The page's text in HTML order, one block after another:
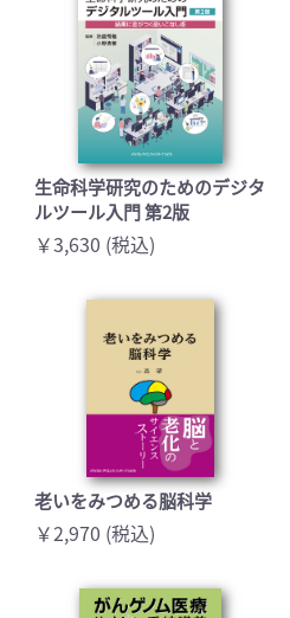
生命科学研究のためのデジタ
ルツール入門 第2版
￥3,630 (税込)
老いをみつめる脳科学
￥2,970 (税込)